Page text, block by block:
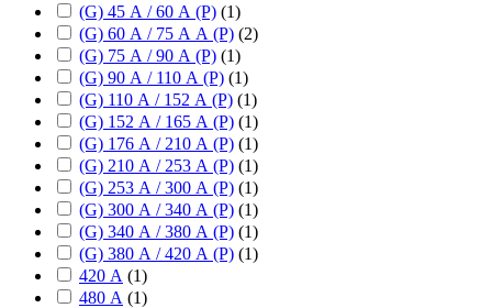
(G) 45 А / 60 А (P) (1)
(G) 60 А / 75 А А (P) (2)
(G) 75 А / 90 А (P) (1)
(G) 90 А / 110 А (P) (1)
(G) 110 А / 152 А (P) (1)
(G) 152 А / 165 А (P) (1)
(G) 176 А / 210 А (P) (1)
(G) 210 А / 253 А (P) (1)
(G) 253 А / 300 А (P) (1)
(G) 300 А / 340 А (P) (1)
(G) 340 А / 380 А (P) (1)
(G) 380 А / 420 А (P) (1)
420 А (1)
480 А (1)